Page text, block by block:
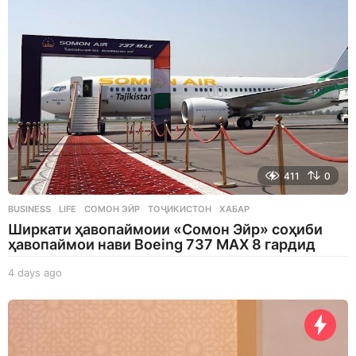
o
411 0
BUSINESS ,LIFE СОМОН ЭЙР ,ТОҶИКИСТОН ,ХАБАР
Ширкати ҳавопаймоии «Сомон Эйр» соҳиби
ҳавопаймои нави Boeing 737 MAX 8 гардид
4 days ago
a